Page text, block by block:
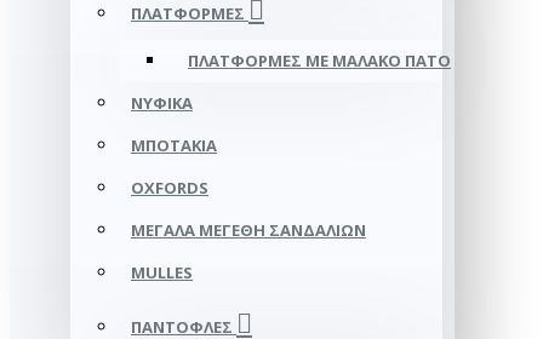
ΠΛΑΤΦΌΡΜΕΣ
ΠΛΑΤΦΟΡΜΕΣ ΜΕ ΜΑΛΑΚΟ ΠΑΤΟ
ΝΥΦΙΚΆ
ΜΠΟΤΆΚΙΑ
OXFORDS
ΜΕΓΆΛΑ ΜΕΓΈΘΗ ΣΑΝΔΑΛΙΏΝ
MULLES
ΠΑΝΤΌΦΛΕΣ